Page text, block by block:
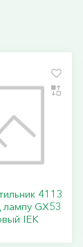
4113
GX53
IEK